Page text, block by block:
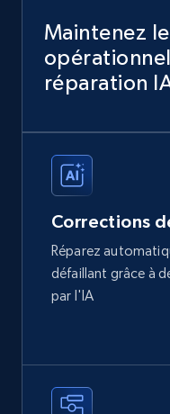
Maintenez
réparation
Corrections
Réparez
défaillant grâce à
par l'IA